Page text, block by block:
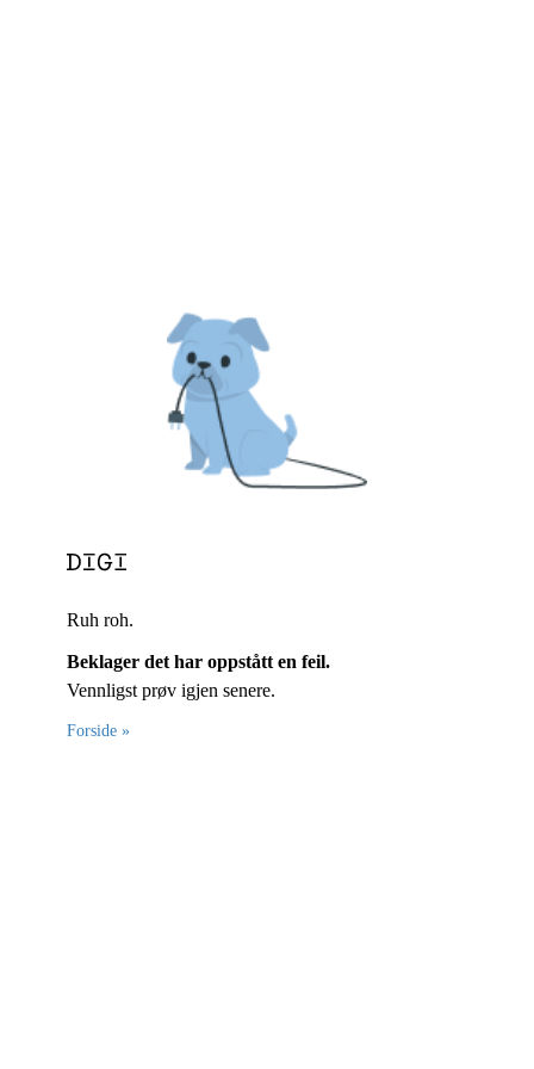
Ruh roh.
Beklager det har oppstått en feil.
Vennligst prøv igjen senere.
Forside »